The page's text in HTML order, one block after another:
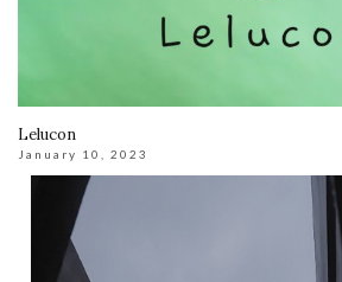
Lelucon
January 10, 2023